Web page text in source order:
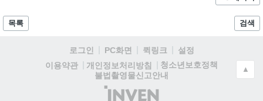
목록 검색
로그인 PC화면 퀵링크
설정
이용약관
개인정보처리방침
청소년보호정책
불법촬영물신고안내
(주)
▲